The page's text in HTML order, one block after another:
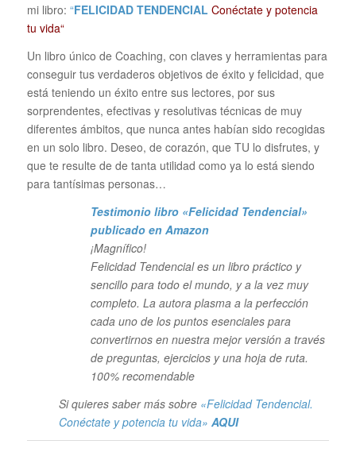
mi libro: “FELICIDAD TENDENCIAL Conéctate y potencia
tu vida“
Un libro único de Coaching, con claves y herramientas para
conseguir tus verdaderos objetivos de éxito y felicidad, que
está teniendo un éxito entre sus lectores, por sus
sorprendentes, efectivas y resolutivas técnicas de muy
diferentes ámbitos, que nunca antes habían sido recogidas
en un solo libro. Deseo, de corazón, que TU lo disfrutes, y
que te resulte de de tanta utilidad como ya lo está siendo
para tantísimas personas…
Testimonio libro «Felicidad Tendencial»
publicado en Amazon
¡Magnífico!
Felicidad Tendencial es un libro práctico y
sencillo para todo el mundo, y a la vez muy
completo. La autora plasma a la perfección
cada uno de los puntos esenciales para
convertirnos en nuestra mejor versión a través
de preguntas, ejercicios y una hoja de ruta.
100% recomendable
Si quieres saber más sobre «Felicidad Tendencial.
Conéctate y potencia tu vida» AQUI